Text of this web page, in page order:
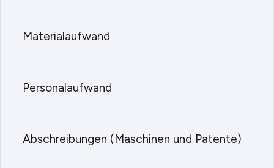
Materialaufwand
Personalaufwand
Abschreibungen (Maschinen und Patente)